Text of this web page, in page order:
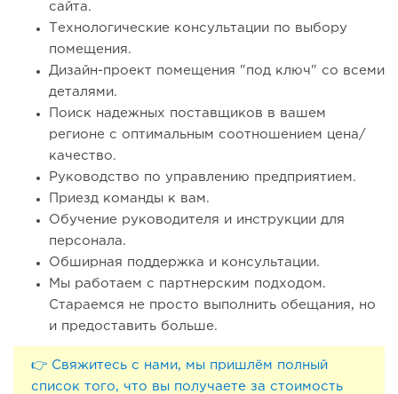
сайта.
Технологические консультации по выбору
помещения.
Дизайн-проект помещения "под ключ" со всеми
деталями.
Поиск надежных поставщиков в вашем
регионе с оптимальным соотношением цена/
качество.
Руководство по управлению предприятием.
Приезд команды к вам.
Обучение руководителя и инструкции для
персонала.
Обширная поддержка и консультации.
Мы работаем с партнерским подходом.
Стараемся не просто выполнить обещания, но
и предоставить больше.
👉 Свяжитесь с нами, мы пришлём полный
список того, что вы получаете за стоимость